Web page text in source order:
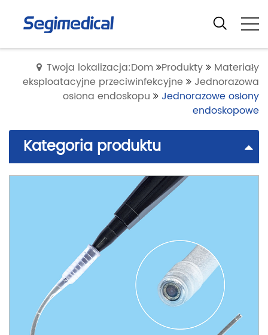
Twoja lokalizacja:Dom Produkty
Materiały
eksploatacyjne przeciwinfekcyjne
Jednorazowa
osłona endoskopu
Jednorazowe osłony
endoskopowe
Kategoria produktu